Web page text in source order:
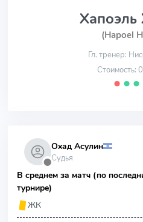
Хапоэль
(Hapoel
Гл. тренер:
Стоимость:
⬤ ⬤ ⬤
⬤
Охад Асулин
Судья
В среднем за матч (по
турнире)
ЖК